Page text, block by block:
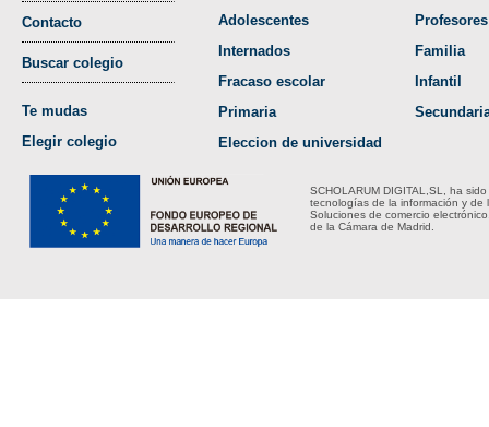
Contacto
Buscar colegio
Te mudas
Elegir colegio
Adolescentes
Internados
Fracaso escolar
Primaria
Eleccion de universidad
Profesores
Familia
Infantil
SCHOLARUM DIGITAL,SL, ha
tecnologías de la información y de
Soluciones de comercio
de la Cámara de Madrid.